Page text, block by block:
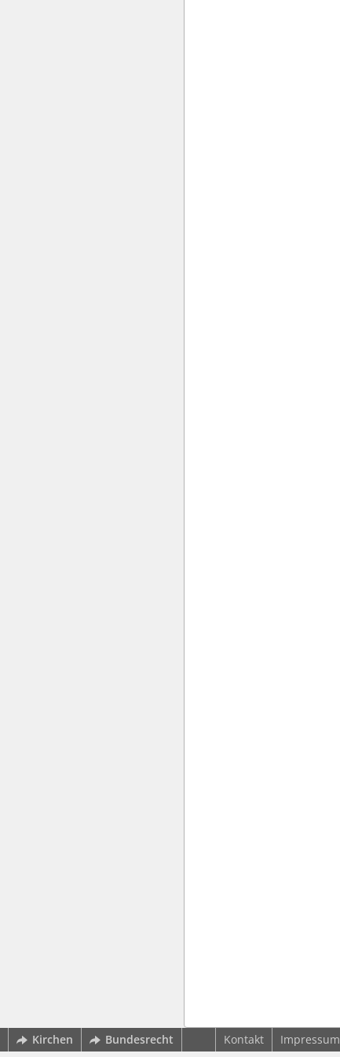
Kirchen Bundesrecht Kontakt Impressum